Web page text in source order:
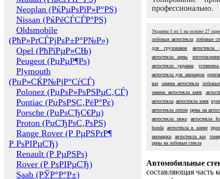
Neoplan (РќРµРѕРїР»Р°РЅ)
Nissan (РќРёСЃСЃР°РЅ)
Oldsmobile
(РћР»РґСЃРјРѕР±Р°Р№Р»)
Opel (РћРїРµР»СЊ)
Peugeot (РџРµР¶Рѕ)
Plymouth
(РџР»СЌР№РјР°СѓСЃ)
Polonez (РџРѕР»РѕРЅРµС‚СЃ)
Pontiac (РџРѕРЅС‚РёР°Рє)
Porsche (РџРѕСЂС€Рµ)
Proton (РџСЂРѕС‚РѕРЅ)
Range Rover (Р РµРЅРґР¶
Р РѕРІРµСЂ)
Renault (Р РµРЅРѕ)
Rover (Р РѕРІРµСЂ)
Saab (РЎР°Р°Р±)
профессионально.
Украина 5 из 5 на основе 27
лобовые автостекла
лобовые
для грузовиков
автостекла
автостекла цены
автостекла украина
автостекла для иномарок
ваз
замена автостекла
замена автостекла киев
автостекла автостекла киев
автостекла оптом цены на
автостекла пежо
автостекла
honda
автостекла в киеве
иномарки
автостекла ваз
цены на лобовые стекла
Автомобильные
составляющая часть